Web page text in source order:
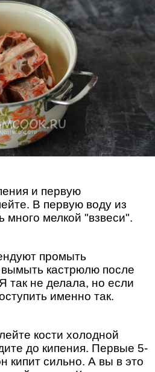
и первую
В первую воду из
много мелкой "взвеси".
промыть
кастрюлю после
так не делала, но если
именно так.
кости холодной
до кипения. Первые 5-
кипит сильно. А вы в это